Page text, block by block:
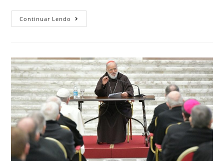
Continuar Lendo
celebrações
Francisco
na
Semana
Santa
no
contexto
de